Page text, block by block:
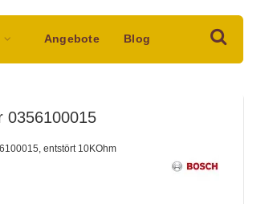
Angebote Blog
0356100015
entstört 10KOhm